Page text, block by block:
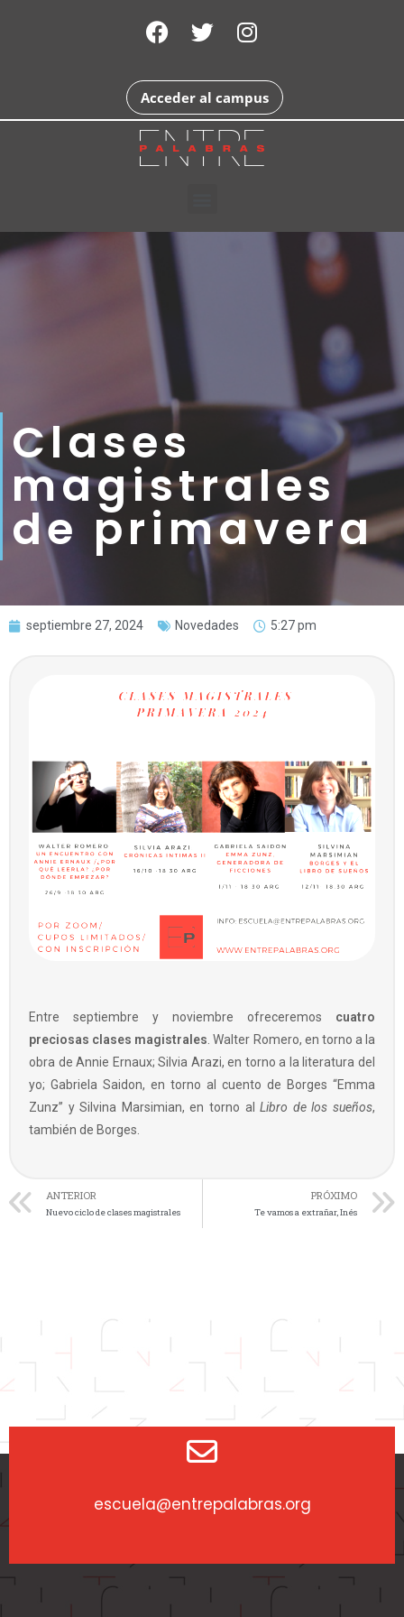
Acceder al campus
Clases
magistrales
de primavera
septiembre 27, 2024 Novedades 5:27 pm
Entre septiembre y noviembre ofreceremos cuatro
preciosas clases magistrales . Walter Romero, en torno a la
obra de Annie Ernaux; Silvia Arazi, en torno a la literatura del
yo; Gabriela Saidon, en torno al cuento de Borges “Emma
Zunz” y Silvina Marsimian, en torno alLibro de los sueños,
también de Borges.
ANTERIOR
Nuevo ciclo de clases magistrales
PRÓXIMO
Te vamos a extrañar, Inés
escuela@entrepalabras.org